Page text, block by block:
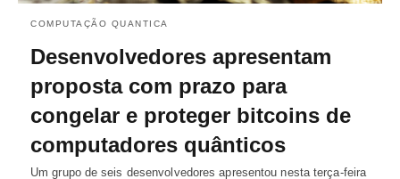
COMPUTAÇÃO QUANTICA
Desenvolvedores apresentam
proposta com prazo para
congelar e proteger bitcoins de
computadores quânticos
Um grupo de seis desenvolvedores apresentou nesta terça-feira